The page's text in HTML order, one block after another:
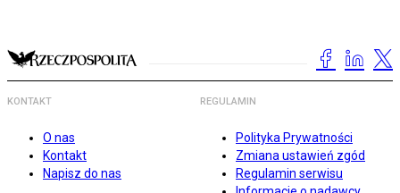
KONTAKT
O nas
Kontakt
Napisz do nas
REGULAMIN
Polityka Prywatności
Zmiana ustawień zgód
Regulamin serwisu